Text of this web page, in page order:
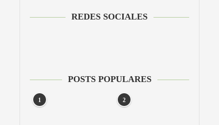
REDES SOCIALES
POSTS POPULARES
1 2